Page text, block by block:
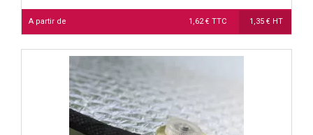
A partir de 1,62 € TTC 1,35 € HT